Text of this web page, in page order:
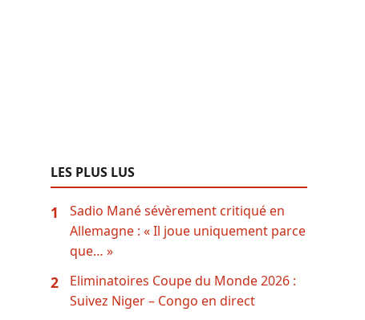
LES PLUS LUS
1
Sadio Mané sévèrement critiqué en
Allemagne : « Il joue uniquement parce
que… »
2
Eliminatoires Coupe du Monde 2026 :
Suivez Niger – Congo en direct